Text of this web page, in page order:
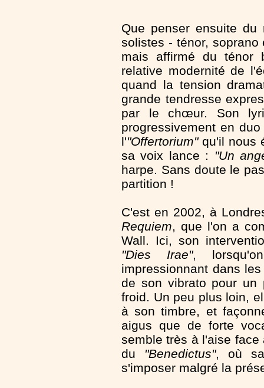
Que penser ensuite
solistes - ténor,
mais affirmé du ténor
relative modernité de
quand la tension
grande tendresse
par le chœur. Son
progressivement en
l'"Offertorium"qu'il nous
sa voix lance :
"Un
harpe. Sans doute le
partition !
C'est en 2002, à
Requiem, que l'on a
Wall. Ici, son
"Dies Irae",
impressionnant dans
de son vibrato pour un
froid. Un peu plus loin,
à son timbre, et
aigus que de forte
semble très à l'aise
du "Benedictus", où sa
s'imposer malgré la